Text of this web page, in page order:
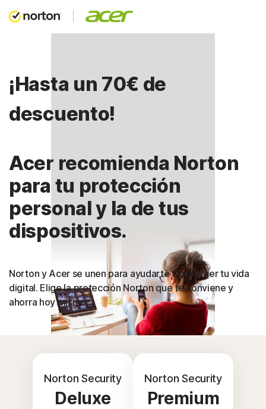
¡Hasta un 70€ de
descuento!
Acer recomienda Norton
para tu protección
personal y la de tus
dispositivos.
Norton y Acer se unen para ayudarte a proteger tu vida
digital. Elige la protección Norton que te conviene y
ahorra hoy mismo.
Norton Security
Deluxe
Norton Security
Premium